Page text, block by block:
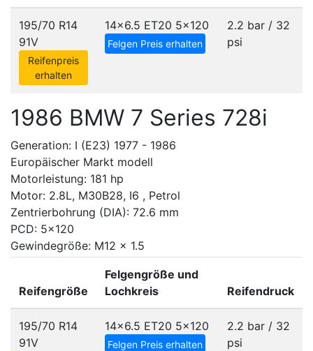
195/70 R14
91V
Reifenpreis
erhalten
14x6.5 ET20 5x120
Felgen Preis erhalten
2.2 bar / 32
psi
1986 BMW 7 Series 728i
Generation: I (E23) 1977 - 1986
Europäischer Markt modell
Motorleistung: 181 hp
Motor: 2.8L, M30B28, I6 , Petrol
Zentrierbohrung (DIA): 72.6 mm
PCD: 5x120
Gewindegröße: M12 x 1.5
Reifengröße
Felgengröße und
Lochkreis
Reifendruck
195/70 R14
91V
14x6.5 ET20 5x120
Felgen Preis erhalten
2.2 bar / 32
psi